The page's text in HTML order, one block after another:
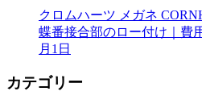
クロムハーツ メガネ
蝶番接合部のロー付け｜費
月1日
カテゴリー